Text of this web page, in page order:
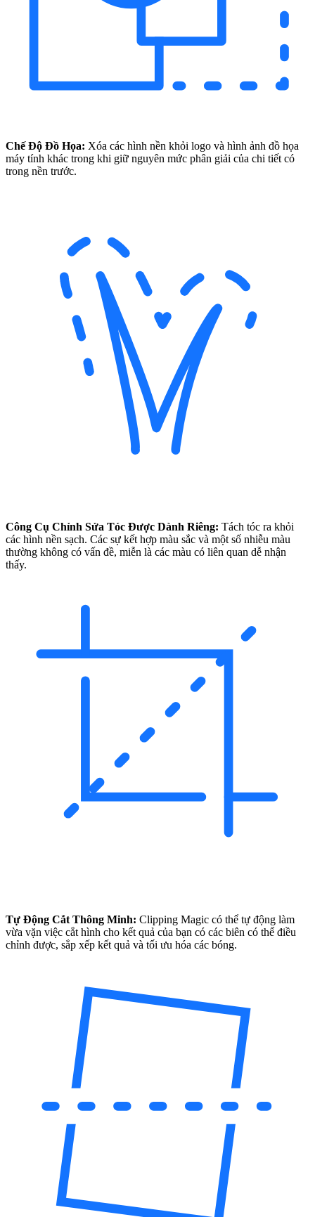
Chế Độ Đồ Họa: Xóa các hình nền khỏi logo và hình ảnh đồ họa
máy tính khác trong khi giữ nguyên mức phân giải của chi tiết có
trong nền trước.
Công Cụ Chỉnh Sửa Tóc Được Dành Riêng: Tách tóc ra khỏi
các hình nền sạch. Các sự kết hợp màu sắc và một số nhiễu màu
thường không có vấn đề, miễn là các màu có liên quan dễ nhận
thấy.
Tự Động Cắt Thông Minh: Clipping Magic có thể tự động làm
vừa vặn việc cắt hình cho kết quả của bạn có các biên có thể điều
chỉnh được, sắp xếp kết quả và tối ưu hóa các bóng.